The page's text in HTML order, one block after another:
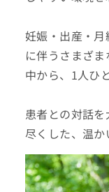
妊娠・出産・
に伴うさまざ
中から、1人ひ
患者との対話
尽くした、温か